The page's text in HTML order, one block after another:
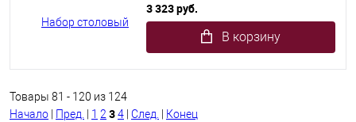
3 323 руб.
В корзину
Товары 81 - 120 из 124
Начало
Пред. 1 2 34 След. Конец